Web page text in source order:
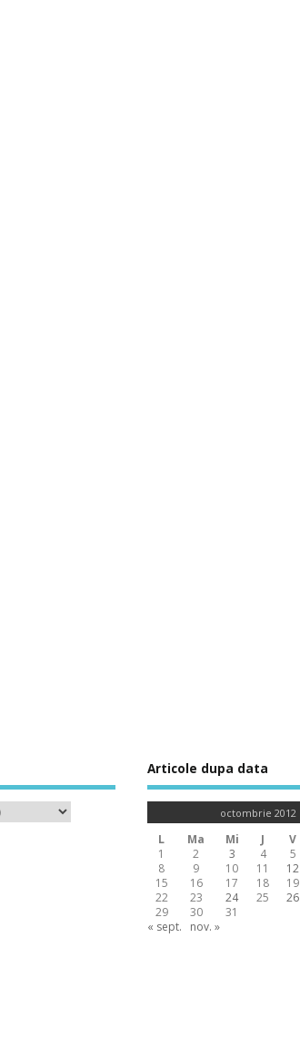
Articole dupa data
octombrie 2012
L Ma Mi J V
1
2 3 4 5
8
9 10 11 12
15
16 17 18 19
22
23 24 25 26
29
30
31
« sept.
nov. »